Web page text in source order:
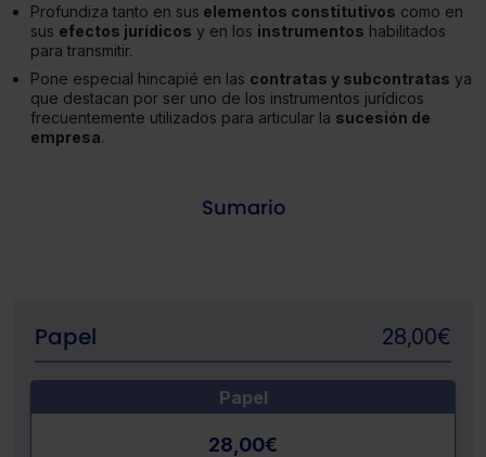
Profundiza tanto en sus elementos constitutivos como en
sus efectos jurídicos y en los instrumentos habilitados
para transmitir.
Pone especial hincapié en las contratas y subcontratas ya
que destacan por ser uno de los instrumentos jurídicos
frecuentemente utilizados para articular la sucesión de
empresa.
Sumario
Papel 28,00€
Papel
28,00€